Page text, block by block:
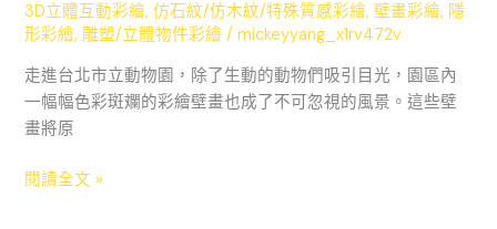
3D立體互動彩繪,仿石紋/仿木紋/特殊質感彩繪,壁畫彩繪, 隱
形彩繪,雕塑/立體物件彩繪 /mickeyyang_x1rv472v
走進台北市立動物園，除了生動的動物們吸引目光，園區內
一幅幅色彩斑斕的彩繪壁畫也成了不可忽視的風景。這些壁
畫將原
閱讀全文 »